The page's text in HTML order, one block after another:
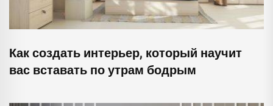
Как создать интерьер, который научит
вас вставать по утрам бодрым